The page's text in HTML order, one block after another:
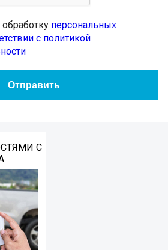
персональных
с политикой
С